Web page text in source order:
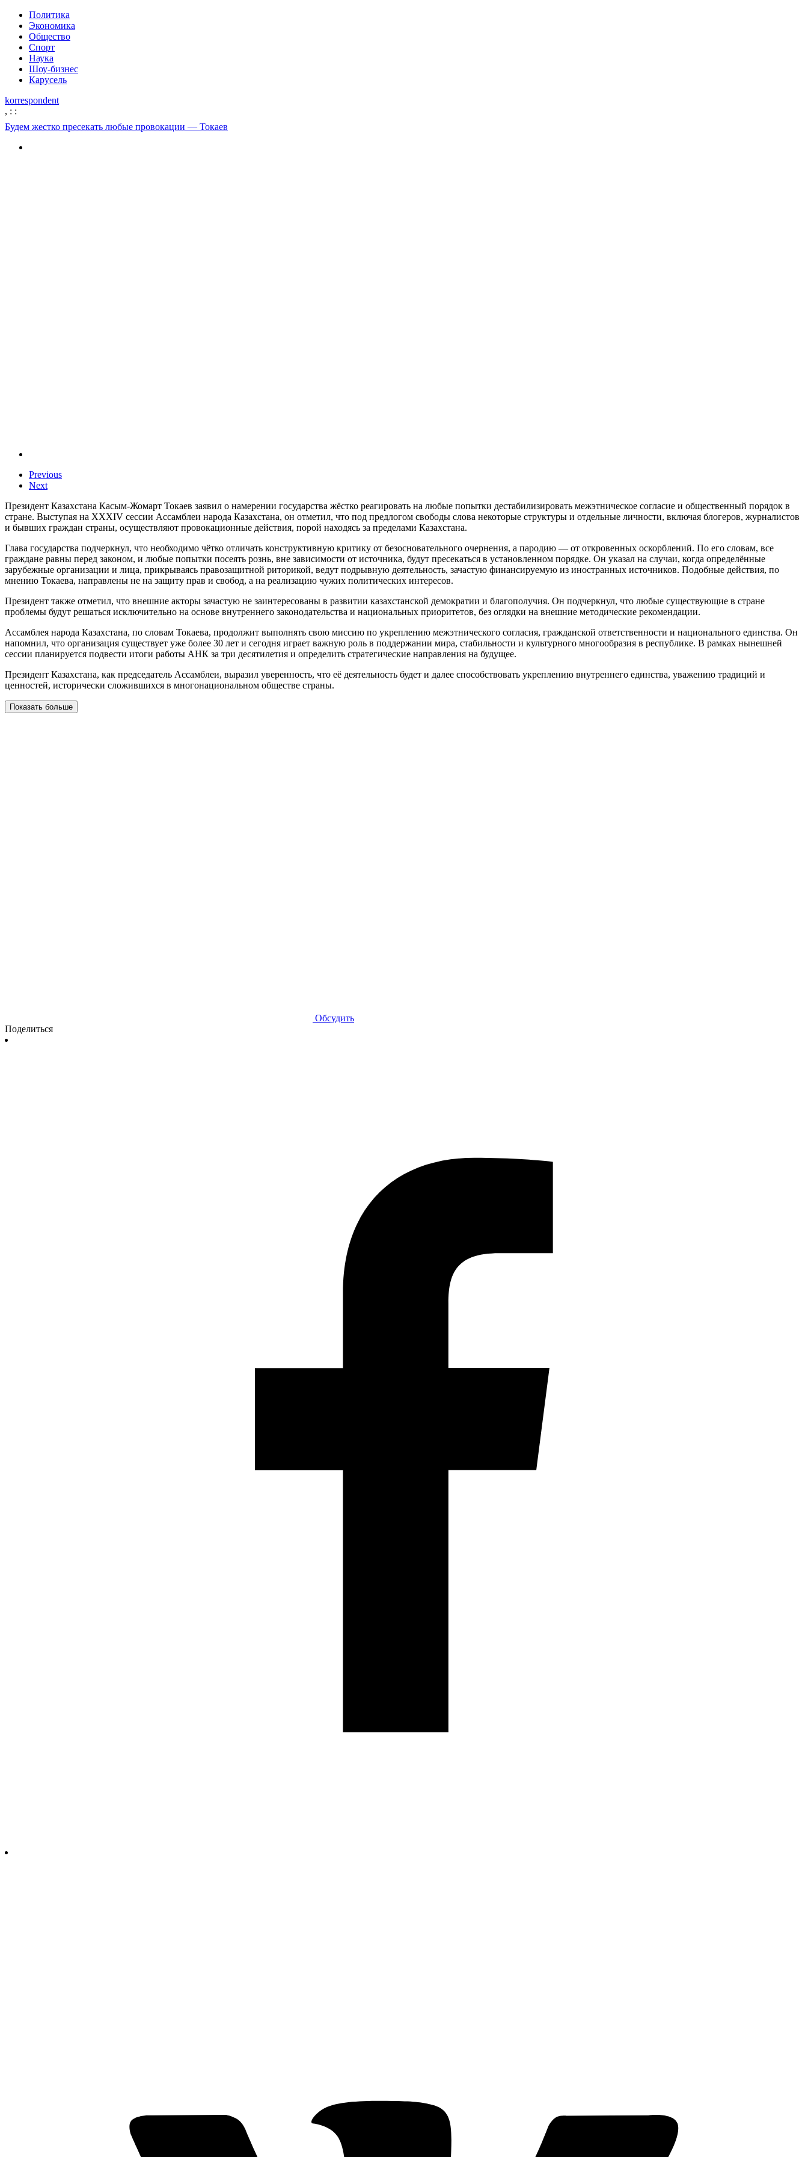
Политика
Экономика
Общество
Спорт
Наука
Шоу-бизнес
Карусель
korrespondent
, : :
Будем жестко пресекать любые провокации — Токаев
Previous
Next
Президент Казахстана Касым-Жомарт Токаев заявил о намерении государства жёстко реагировать на любые попытки дестабилизировать межэтническое согласие и общественный порядок в
стране. Выступая на XXXIV сессии Ассамблеи народа Казахстана, он отметил, что под предлогом свободы слова некоторые структуры и отдельные личности, включая блогеров, журналистов
и бывших граждан страны, осуществляют провокационные действия, порой находясь за пределами Казахстана.
Глава государства подчеркнул, что необходимо чётко отличать конструктивную критику от безосновательного очернения, а пародию — от откровенных оскорблений. По его словам, все
граждане равны перед законом, и любые попытки посеять рознь, вне зависимости от источника, будут пресекаться в установленном порядке. Он указал на случаи, когда определённые
зарубежные организации и лица, прикрываясь правозащитной риторикой, ведут подрывную деятельность, зачастую финансируемую из иностранных источников. Подобные действия, по
мнению Токаева, направлены не на защиту прав и свобод, а на реализацию чужих политических интересов.
Президент также отметил, что внешние акторы зачастую не заинтересованы в развитии казахстанской демократии и благополучия. Он подчеркнул, что любые существующие в стране
проблемы будут решаться исключительно на основе внутреннего законодательства и национальных приоритетов, без оглядки на внешние методические рекомендации.
Ассамблея народа Казахстана, по словам Токаева, продолжит выполнять свою миссию по укреплению межэтнического согласия, гражданской ответственности и национального единства. Он
напомнил, что организация существует уже более 30 лет и сегодня играет важную роль в поддержании мира, стабильности и культурного многообразия в республике. В рамках нынешней
сессии планируется подвести итоги работы АНК за три десятилетия и определить стратегические направления на будущее.
Президент Казахстана, как председатель Ассамблеи, выразил уверенность, что её деятельность будет и далее способствовать укреплению внутреннего единства, уважению традиций и
ценностей, исторически сложившихся в многонациональном обществе страны.
Показать больше
Обсудить
Поделиться